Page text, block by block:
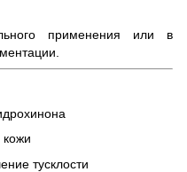
применения или в
кожи
тусклости